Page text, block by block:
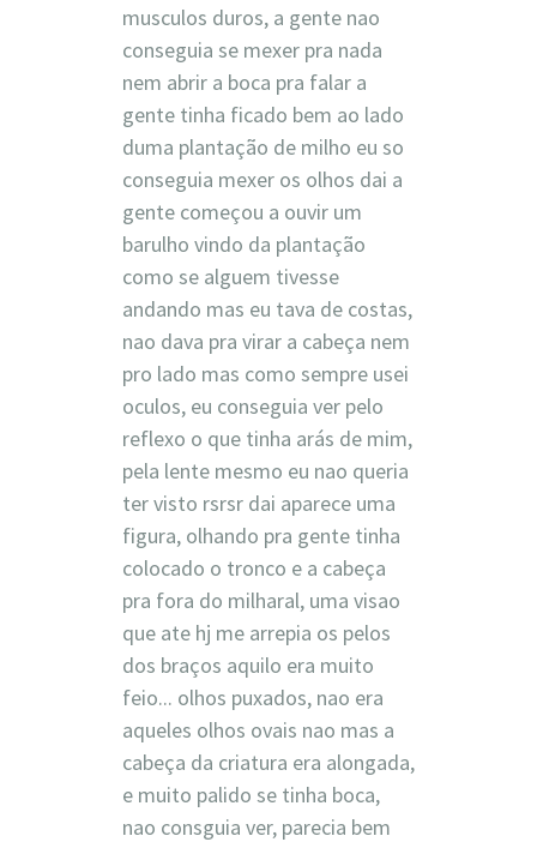
musculos duros, a gente nao
conseguia se mexer pra nada
nem abrir a boca pra falar a
gente tinha ficado bem ao lado
duma plantação de milho eu so
conseguia mexer os olhos dai a
gente começou a ouvir um
barulho vindo da plantação
como se alguem tivesse
andando mas eu tava de costas,
nao dava pra virar a cabeça nem
pro lado mas como sempre usei
oculos, eu conseguia ver pelo
reflexo o que tinha arás de mim,
pela lente mesmo eu nao queria
ter visto rsrsr dai aparece uma
figura, olhando pra gente tinha
colocado o tronco e a cabeça
pra fora do milharal, uma visao
que ate hj me arrepia os pelos
dos braços aquilo era muito
feio... olhos puxados, nao era
aqueles olhos ovais nao mas a
cabeça da criatura era alongada,
e muito palido se tinha boca,
nao consguia ver, parecia bem